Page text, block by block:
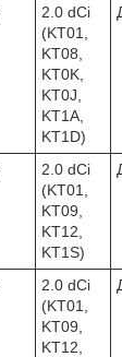
2.0 dCi
(KT01,
KT08,
KT0K,
KT0J,
KT1A,
KT1D)
2.0 dCi
(KT01,
KT09,
KT12,
KT1S)
2.0 dCi
(KT01,
KT09,
KT12,